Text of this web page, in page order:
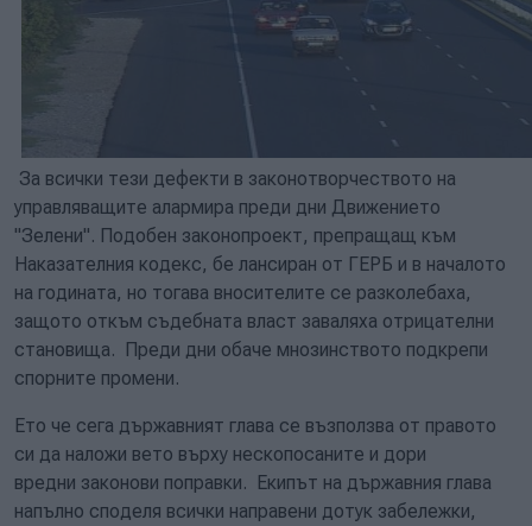
За всички тези дефекти в законотворчеството на
управляващите алармира преди дни Движението
"Зелени". Подобен законопроект, препращащ към
Наказателния кодекс, бе лансиран от ГЕРБ и в началото
на годината, но тогава вносителите се разколебаха,
защото откъм съдебната власт заваляха отрицателни
становища. Преди дни обаче мнозинството подкрепи
спорните промени.
Ето че сега държавният глава се възползва от правото
си да наложи вето върху нескопосаните и дори
вредни законови поправки. Екипът на държавния глава
напълно споделя всички направени дотук забележки,